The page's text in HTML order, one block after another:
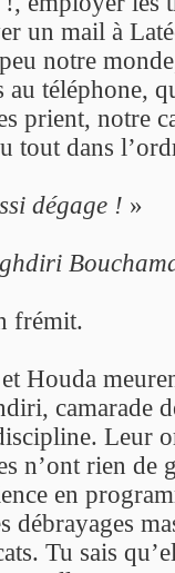
un mail à
notre
au téléphone,
prient, notre
tout dans
dégage ! »
frémit.
Houda
camarade
Leur
n’ont rien de
en
débrayages
Tu sais